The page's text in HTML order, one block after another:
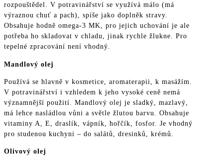
rozpouštědel. V potravinářství se využívá málo (má
výraznou chuť a pach), spíše jako doplněk stravy.
Obsahuje hodně omega-3 MK, pro jejich uchování je ale
potřeba ho skladovat v chladu, jinak rychle žlukne. Pro
tepelné zpracování není vhodný.
Mandlový olej
Používá se hlavně v kosmetice, aromaterapii, k masážím.
V potravinářství i vzhledem k jeho vysoké ceně nemá
významnější použití. Mandlový olej je sladký, mazlavý,
má lehce nasládlou vůni a světle žlutou barvu. Obsahuje
vitaminy A, E, draslík, vápník, hořčík, fosfor. Je vhodný
pro studenou kuchyni – do salátů, dresinků, krémů.
Olivový olej